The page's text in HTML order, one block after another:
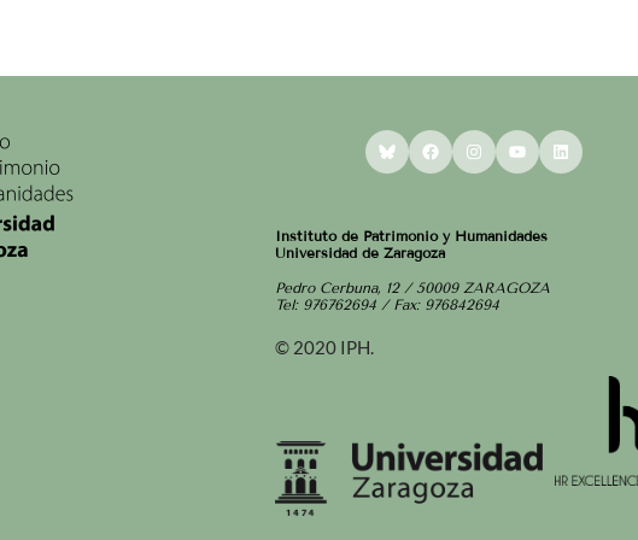
BlueskyFacebookInstagram
YouTube
Instituto de Patrimonio y Humanidades
Universidad de Zaragoza
Pedro Cerbuna, 12 / 50009 ZARAGOZA
Tel: 976762694 / Fax: 976842694
© 2020 IPH.